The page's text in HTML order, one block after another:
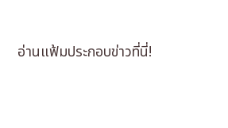
อ่านแฟ้มประกอบข่าวที่นี่!